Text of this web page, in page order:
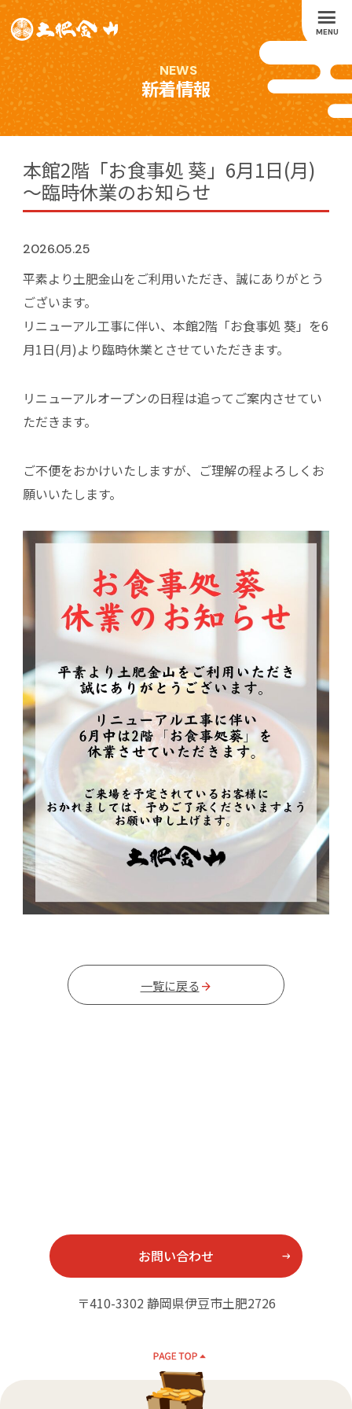
MENU
NEWS
新着情報
本館2階「お食事処 葵」6月1日(月)
～臨時休業のお知らせ
2026.05.25
平素より土肥金山をご利用いただき、誠にありがとう
ございます。
リニューアル工事に伴い、本館2階「お食事処 葵」を6
月1日(月)より臨時休業とさせていただきます。
リニューアルオープンの日程は追ってご案内させてい
ただきます。
ご不便をおかけいたしますが、ご理解の程よろしくお
願いいたします。
一覧に戻る arrow_forward
お問い合わせ
〒410-3302 静岡県伊豆市土肥2726